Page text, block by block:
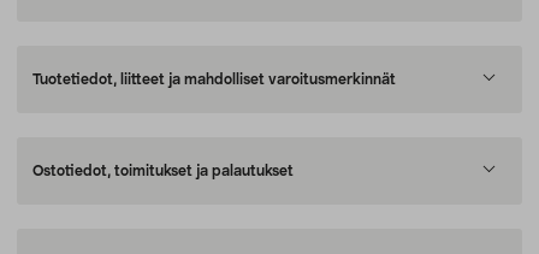
Tuotetiedot, liitteet ja mahdolliset varoitusmerkinnät
Ostotiedot, toimitukset ja palautukset